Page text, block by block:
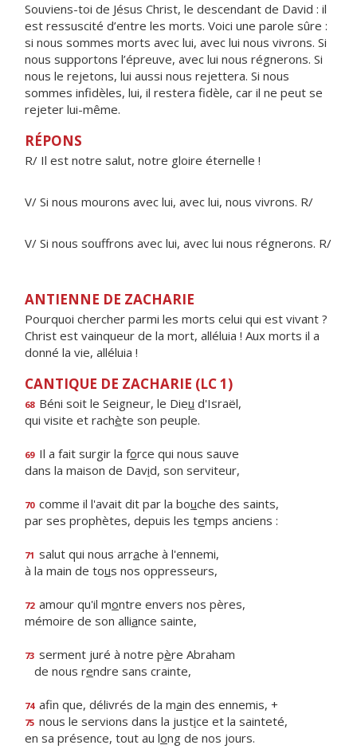
Souviens-toi de Jésus Christ, le descendant de David : il
est ressuscité d’entre les morts. Voici une parole sûre :
si nous sommes morts avec lui, avec lui nous vivrons. Si
nous supportons l’épreuve, avec lui nous régnerons. Si
nous le rejetons, lui aussi nous rejettera. Si nous
sommes infidèles, lui, il restera fidèle, car il ne peut se
rejeter lui-même.
RÉPONS
R/ Il est notre salut, notre gloire éternelle !
V/ Si nous mourons avec lui, avec lui, nous vivrons. R/
V/ Si nous souffrons avec lui, avec lui nous régnerons. R/
ANTIENNE DE ZACHARIE
Pourquoi chercher parmi les morts celui qui est vivant ?
Christ est vainqueur de la mort, alléluia ! Aux morts il a
donné la vie, alléluia !
CANTIQUE DE ZACHARIE (LC 1)
68 Béni soit le Seigneur, le Dieu d'Israël,
qui visite et rachète son peuple.
69 Il a fait surgir la force qui nous sauve
dans la maison de David, son serviteur,
70 comme il l'avait dit par la bouche des saints,
par ses prophètes, depuis les temps anciens :
71 salut qui nous arrache à l'ennemi,
à la main de tous nos oppresseurs,
72 amour qu'il montre envers nos pères,
mémoire de son alliance sainte,
73 serment juré à notre père Abraham
de nous rendre sans crainte,
74 afin que, délivrés de la main des ennemis, +
75 nous le servions dans la justice et la sainteté,
en sa présence, tout au long de nos jours.